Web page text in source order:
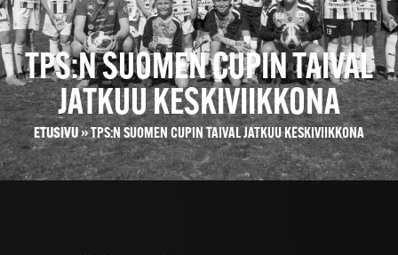
TPS:N SUOMEN CUPIN TAIVAL
JATKUU KESKIVIIKKONA
ETUSIVU»TPS:N SUOMEN CUPIN TAIVAL JATKUU KESKIVIIKKONA